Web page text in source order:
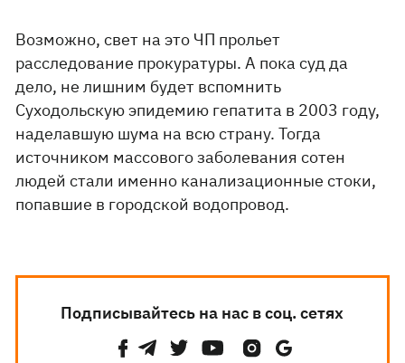
Возможно, свет на это ЧП прольет
расследование прокуратуры. А пока суд да
дело, не лишним будет вспомнить
Суходольскую эпидемию гепатита в 2003 году,
наделавшую шума на всю страну. Тогда
источником массового заболевания сотен
людей стали именно канализационные стоки,
попавшие в городской водопровод.
Подписывайтесь на нас в соц. сетях